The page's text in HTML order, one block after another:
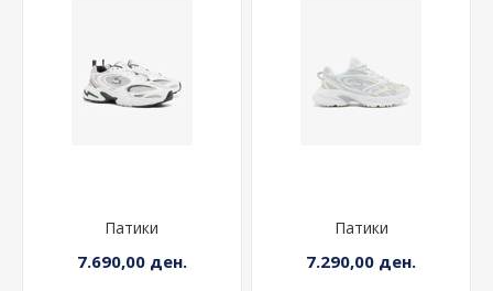
Патики
7.690,00 ден.
Патики
7.290,00 ден.